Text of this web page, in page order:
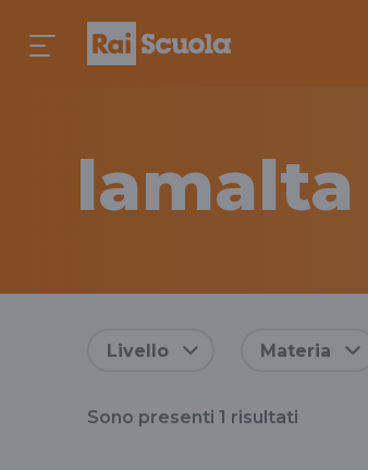
lamalta
Livello Materia
Sono presenti 1 risultati